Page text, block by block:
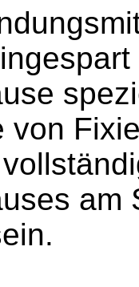
von
am